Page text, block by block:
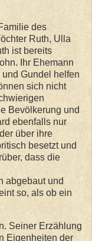
des
Ruth, Ulla
ist bereits
Ihr Ehemann
Gundel helfen
sich nicht
Bevölkerung und
ebenfalls nur
über ihre
besetzt und
dass die
abgebaut und
so, als ob ein
Seiner Erzählung
Eigenheiten der